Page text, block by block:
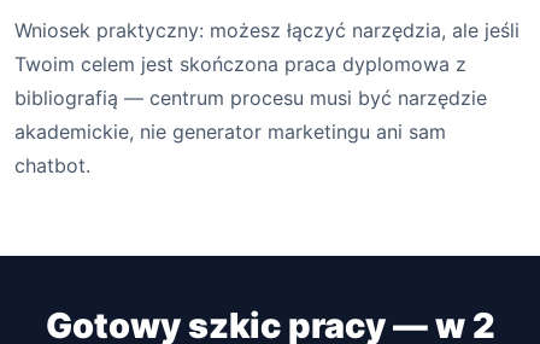
Wniosek praktyczny: możesz łączyć narzędzia, ale jeśli
Twoim celem jest skończona praca dyplomowa z
bibliografią — centrum procesu musi być narzędzie
akademickie, nie generator marketingu ani sam
chatbot.
Gotowy szkic pracy — w 2